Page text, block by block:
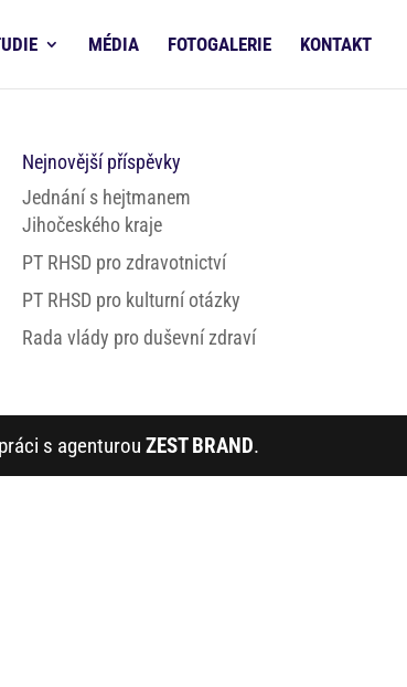
MÉDIA FOTOGALERIE KONTAKT
Nejnovější příspěvky
Jednání s hejtmanem
Jihočeského kraje
PT RHSD pro zdravotnictví
PT RHSD pro kulturní otázky
Rada vlády pro duševní zdraví
s agenturou ZEST BRAND.